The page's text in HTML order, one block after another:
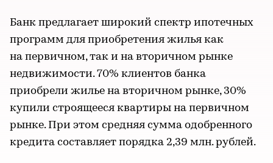
Банк предлагает широкий спектр ипотечных
программ для приобретения жилья как
на первичном, так и на вторичном рынке
недвижимости. 70% клиентов банка
приобрели жилье на вторичном рынке, 30%
купили строящееся квартиры на первичном
рынке. При этом средняя сумма одобренного
кредита составляет порядка 2,39 млн. рублей.